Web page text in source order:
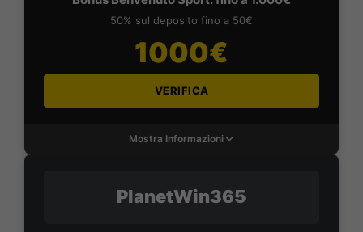
50% sul deposito fino a 50€
1000€
VERIFICA
Mostra Informazioni
PlanetWin365